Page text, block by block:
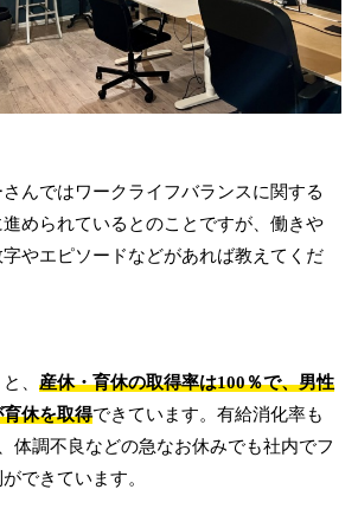
んではワークライフバランスに関する
められているとのことですが、働きや
やエピソードなどがあれば教えてくだ
と、産休・育休の取得率は100％で、男性
休を取得できています。有給消化率も
体調不良などの急なお休みでも社内でフ
できています。